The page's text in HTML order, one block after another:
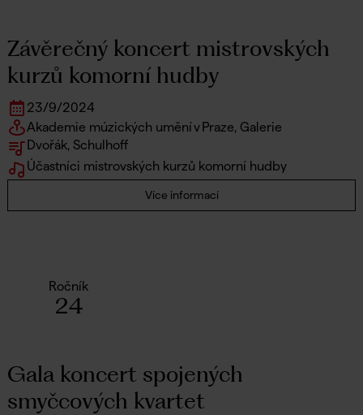
Závěrečný koncert mistrovských
kurzů komorní hudby
23/9/2024
Akademie múzických umění v Praze, Galerie
Dvořák, Schulhoff
Účastníci mistrovských kurzů komorní hudby
Více informací
Ročník
24
Gala koncert spojených
smyčcových kvartet